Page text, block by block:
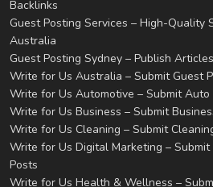
Backlinks
Guest Posting Services – High-Quality
Australia
Guest Posting Sydney – Publish
Write for Us Australia – Submit Guest
Write for Us Automotive – Submit Auto
Write for Us Business – Submit
Write for Us Cleaning – Submit
Write for Us Digital Marketing –
Posts
Write for Us Health & Wellness –